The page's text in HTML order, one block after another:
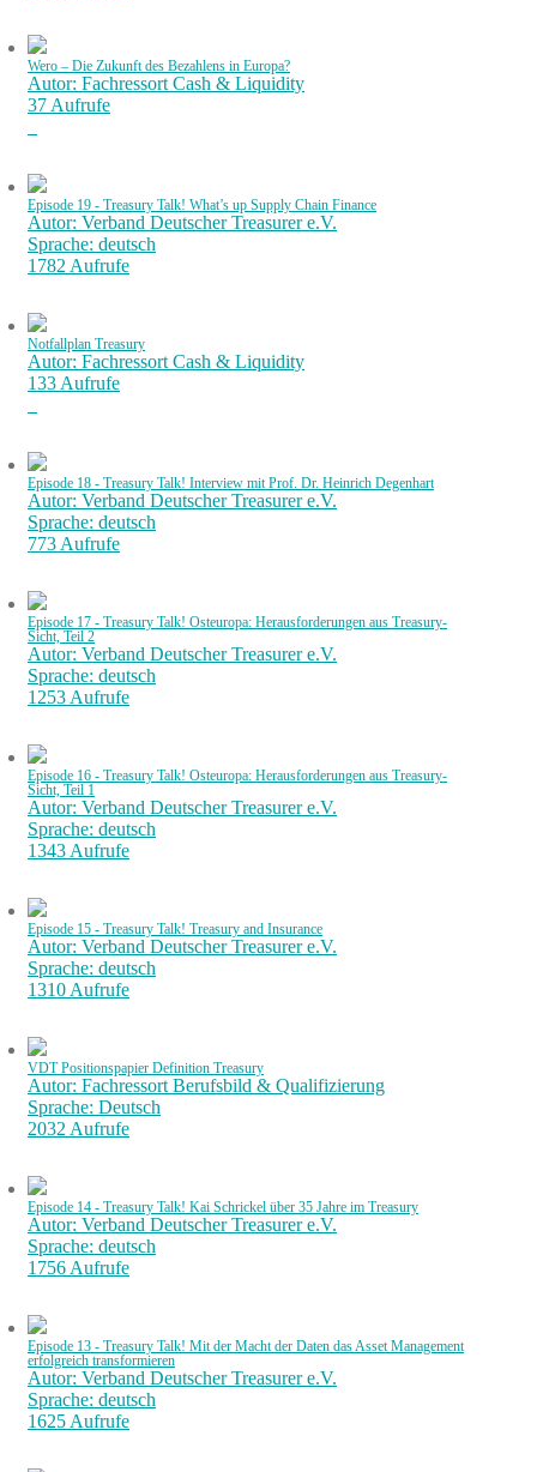
Wero – Die Zukunft des Bezahlens in Europa?
Autor: Fachressort Cash & Liquidity
37 Aufrufe
Episode 19 - Treasury Talk! What’s up Supply Chain Finance
Autor: Verband Deutscher Treasurer e.V.
Sprache: deutsch
1782 Aufrufe
Notfallplan Treasury
Autor: Fachressort Cash & Liquidity
133 Aufrufe
Episode 18 - Treasury Talk! Interview mit Prof. Dr. Heinrich Degenhart
Autor: Verband Deutscher Treasurer e.V.
Sprache: deutsch
773 Aufrufe
Episode 17 - Treasury Talk! Osteuropa: Herausforderungen aus Treasury-
Sicht, Teil 2
Autor: Verband Deutscher Treasurer e.V.
Sprache: deutsch
1253 Aufrufe
Episode 16 - Treasury Talk! Osteuropa: Herausforderungen aus Treasury-
Sicht, Teil 1
Autor: Verband Deutscher Treasurer e.V.
Sprache: deutsch
1343 Aufrufe
Episode 15 - Treasury Talk! Treasury and Insurance
Autor: Verband Deutscher Treasurer e.V.
Sprache: deutsch
1310 Aufrufe
VDT Positionspapier Definition Treasury
Autor: Fachressort Berufsbild & Qualifizierung
Sprache: Deutsch
2032 Aufrufe
Episode 14 - Treasury Talk! Kai Schrickel über 35 Jahre im Treasury
Autor: Verband Deutscher Treasurer e.V.
Sprache: deutsch
1756 Aufrufe
Episode 13 - Treasury Talk! Mit der Macht der Daten das Asset Management
erfolgreich transformieren
Autor: Verband Deutscher Treasurer e.V.
Sprache: deutsch
1625 Aufrufe